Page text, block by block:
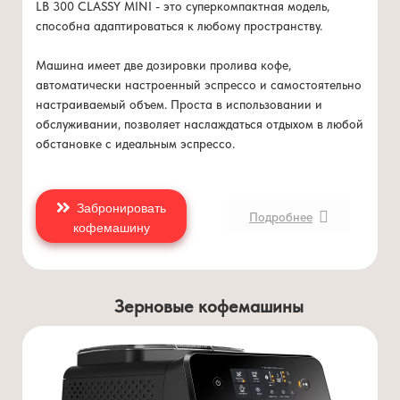
LB 300 CLASSY MINI - это суперкомпактная модель,
способна адаптироваться к любому пространству.
Машина имеет две дозировки пролива кофе,
автоматически настроенный эспрессо и самостоятельно
настраиваемый объем. Проста в использовании и
обслуживании, позволяет наслаждаться отдыхом в любой
обстановке с идеальным эспрессо.
Работает только с капсулами Lavazza Blue
Емкость контейнера для использованных капсул: 5
Забронировать
кофемашину
Подробнее
Зерновые кофемашины